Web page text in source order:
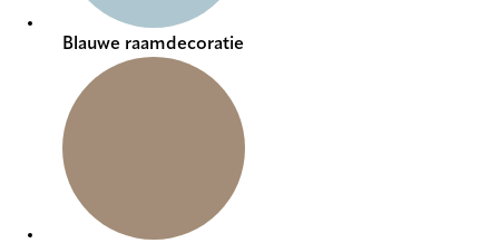
Blauwe raamdecoratie